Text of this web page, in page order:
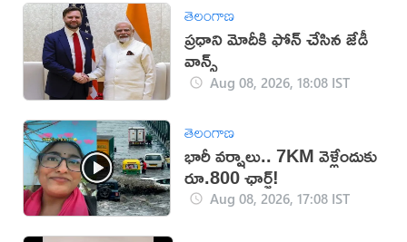
తెలంగాణ
ప్రధాని మోదీకి ఫోన్ చేసిన జేడీ
వాన్స్
Aug 08, 2026, 18:08 IST
తెలంగాణ
భారీ వర్షాలు.. 7KM వెళ్లేందుకు
రూ.800 ఛార్జ్!
Aug 08, 2026, 17:08 IST